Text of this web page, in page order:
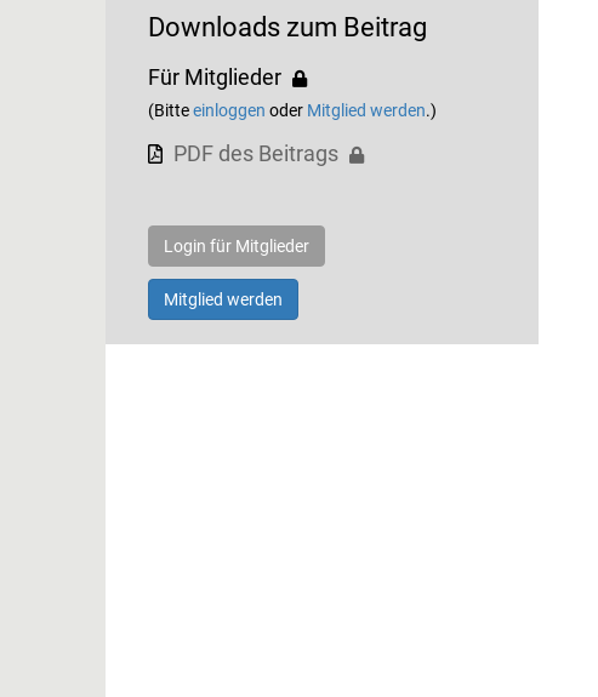
Downloads zum Beitrag
Für Mitglieder
(Bitteeinloggen oder Mitglied werden.)
PDF des Beitrags
Login für Mitglieder
Mitglied werden